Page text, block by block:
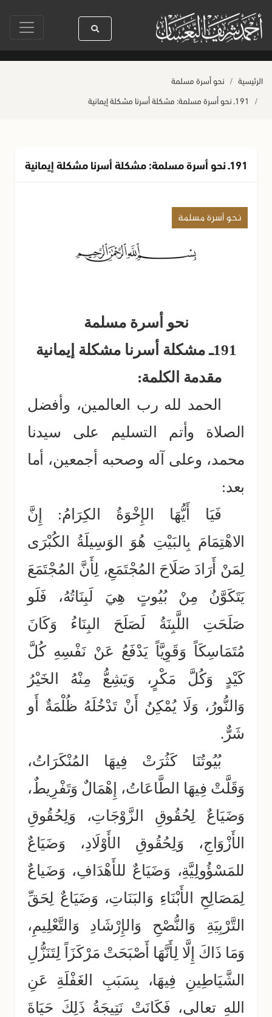
ﷺ كله رحمة صلاة آخر أربعاء من صفر حياة القلوب وصحتها بالعمل
الرئيسية
نحو أسرة مسلمة
191ـ نحو أسرة مسلمة: مشكلة أسرنا مشكلة إيمانية
191ـ نحو أسرة مسلمة: مشكلة أسرنا مشكلة إيمانية
نحو أسرة مسلمة
نحو أسرة مسلمة
191ـ مشكلة أسرنا مشكلة إيمانية
مقدمة الكلمة:
الحمد لله رب العالمين، وأفضل
الصلاة وأتم التسليم على سيدنا
محمد، وعلى آله وصحبه أجمعين، أما
بعد:
فَيَا أَيُّهَا الإِخْوَةُ الكِرَامُ: إِنَّ
الاهْتِمَامَ بِالبَيْتِ هُوَ الوَسِيلَةُ الكُبْرَى
لِمَنْ أَرَادَ صَلَاحَ المُجْتَمَعِ، لِأَنَّ المُجْتَمَعَ
يَتَكَوَّنُ مِنْ بُيُوتٍ هِيَ لَبِنَاتُهُ، فَلَو
صَلَحَتِ اللَّبِنَةُ لَصَلَحَ البِنَاءُ وَكَانَ
مُتَمَاسِكَاً وَقَوِيَّاً يَدْفَعُ عَنْ نَفْسِهِ كُلَّ
كَيْدٍ وَكُلَّ مَكْرٍ، وَيَشِعُّ مِنْهُ الخَيْرُ
وَالنُّورُ، وَلَا يُمْكِنُ أَنْ تَدْخُلَهُ ظُلْمَةٌ أَو
شَرٌّ.
بُيُوتُنَا كَثُرَتْ فِيهَا المُنْكَرَاتُ،
وَقَلَّتْ فِيهَا الطَّاعَاتُ، إِهْمَالٌ وَتَفْرِيطٌ،
وَضَيَاعٌ لِحُقُوقِ الزَّوْجَاتِ، وَلِحُقُوقِ
الأَزْوَاجِ، وَلِحُقُوقِ الأَوْلَادِ، وَضَيَاعٌ
للمَسْؤُولِيَّةِ، وَضَيَاعٌ للأَهْدَافِ، وَضَياعٌ
لِمَصَالِحِ الأَبْنَاءِ وَالبَنَاتِ، وَضَيَاعٌ لِحَقِّ
التَّرْبِيَةِ وَالنُّصْحِ وَالإِرْشَادِ وَالتَّعْلِيمِ،
وَمَا ذَاكَ إِلَّا لِأَنَّهَا أَصْبَحَتْ مَرْكَزَاً لِتَنَزُّلِ
الشَّيَاطِينِ فِيهَا، بِسَبَبِ الغَفْلَةِ عَنِ
اللهِ تعالى، فَكَانَتْ نَتِيجَةُ ذَلِكَ حَيَاةَ